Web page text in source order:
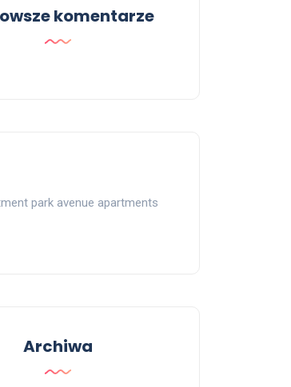
komentarze
park avenue apartments
Archiwa